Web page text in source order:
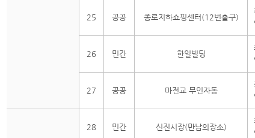
25 공공 종로지하쇼핑센터(12번출구)
26 민간 한일빌딩
27 공공 마전교 무인자동
28 민간 신진시장(만남의장소)